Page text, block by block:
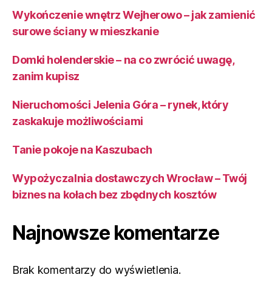
Wykończenie wnętrz Wejherowo – jak zamienić
surowe ściany w mieszkanie
Domki holenderskie – na co zwrócić uwagę,
zanim kupisz
Nieruchomości Jelenia Góra – rynek, który
zaskakuje możliwościami
Tanie pokoje na Kaszubach
Wypożyczalnia dostawczych Wrocław – Twój
biznes na kołach bez zbędnych kosztów
Najnowsze komentarze
Brak komentarzy do wyświetlenia.